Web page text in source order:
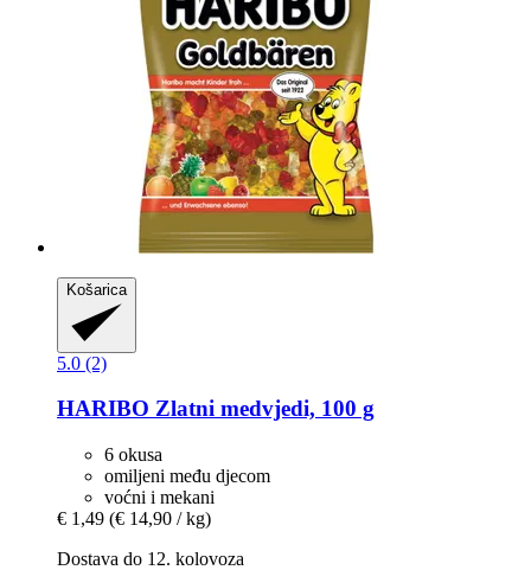
Košarica
5.0 (2)
HARIBO Zlatni medvjedi, 100 g
6 okusa
omiljeni među djecom
voćni i mekani
€ 1,49 (€ 14,90 / kg)
Dostava do 12. kolovoza